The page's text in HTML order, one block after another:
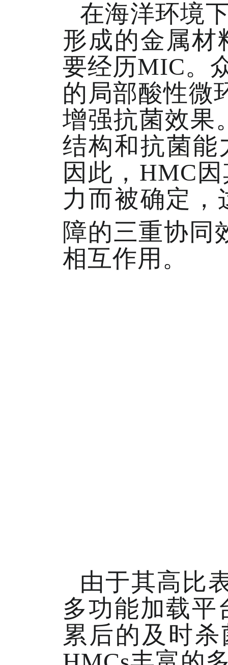
在海洋环境
形成的金属材
要经历MIC。
的局部酸性微
增强抗菌效果
结构和抗菌能
因此，HMC
力而被确定，
障的三重协同
相互作用。
由于其高比
多功能加载平
累后的及时